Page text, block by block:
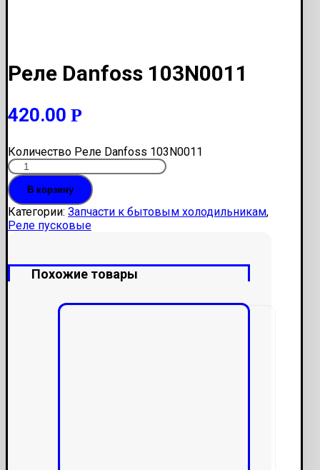
Реле Danfoss 103N0011
420.00 Р
Количество Реле Danfoss 103N0011
В корзину
Категории: Запчасти к бытовым холодильникам,
Реле пусковые
Похожие товары